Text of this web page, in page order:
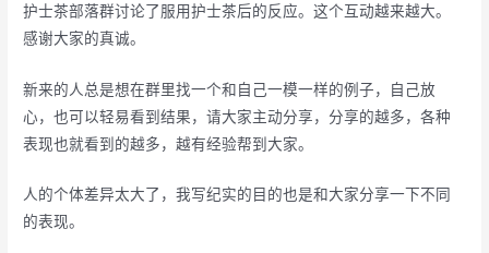
护士茶部落群讨论了服用护士茶后的反应。这个互动越来越大。
感谢大家的真诚。
新来的人总是想在群里找一个和自己一模一样的例子，自己放
心，也可以轻易看到结果，请大家主动分享，分享的越多，各种
表现也就看到的越多，越有经验帮到大家。
人的个体差异太大了，我写纪实的目的也是和大家分享一下不同
的表现。